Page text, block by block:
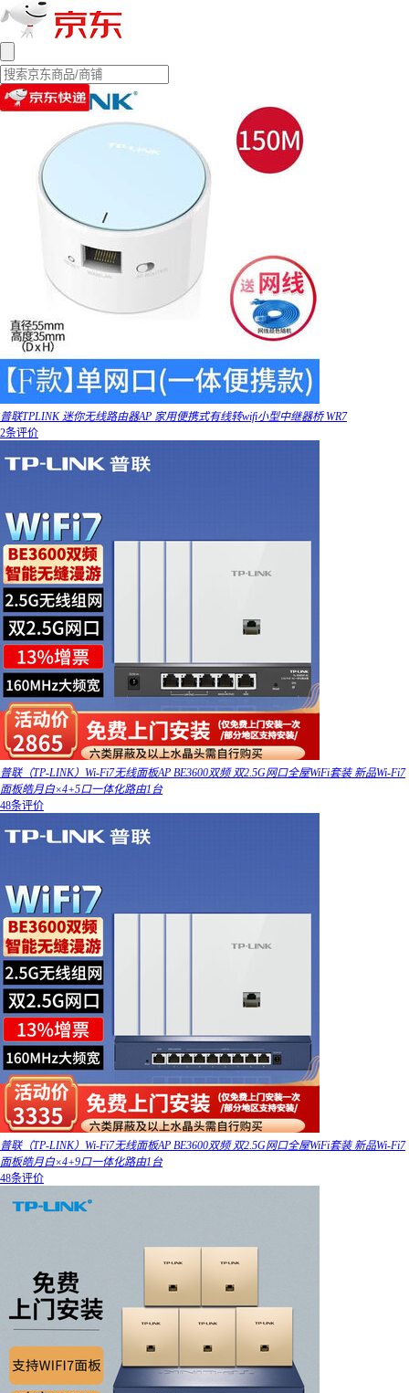
普联TPLINK 迷你无线路由器AP 家用便携式有线转wifi小型中继器桥 WR7
2条评价
普联（TP-LINK）Wi-Fi7无线面板AP BE3600双频 双2.5G网口全屋WiFi套装 新品Wi-Fi7
面板皓月白×4+5口一体化路由1台
48条评价
普联（TP-LINK）Wi-Fi7无线面板AP BE3600双频 双2.5G网口全屋WiFi套装 新品Wi-Fi7
面板皓月白×4+9口一体化路由1台
48条评价